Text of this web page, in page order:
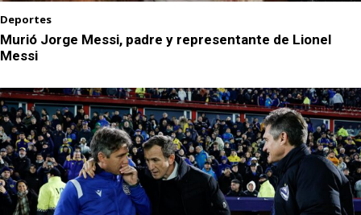
Deportes
Murió Jorge Messi, padre y representante de Lionel
Messi